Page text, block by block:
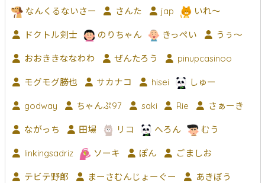
なんくるないさー さんた jap いれ～
ドクトル剣士 のりちゃん きっぺい うぅ～
おおききななわわ ぜんたろう pinupcasinoo
モグモグ勝也 サカナコ hisei しゅー
godway ちゃんぷ97 saki Rie さぁーき
ながっち 田場 リコ へろん むう
linkingsadriz ソーキ ぽん ごましお
テビテ野郎 まーさむんじょーぐー あきぼう